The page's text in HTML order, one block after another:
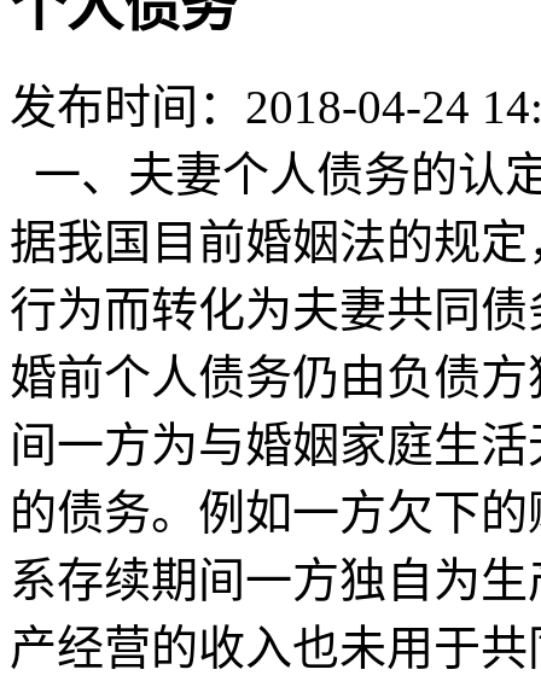
发布时间：2018-04-24
一、夫妻个人债务的认
据我国目前婚姻法的规
行为而转化为夫妻共同
婚前个人债务仍由负债
间一方为与婚姻家庭生
的债务。例如一方欠下
系存续期间一方独自为
产经营的收入也未用于